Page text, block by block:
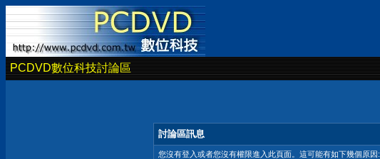
PCDVD數位科技討論區
討論區訊息
您沒有登入或者您沒有權限進入此頁面。這可能有如下幾個原因: